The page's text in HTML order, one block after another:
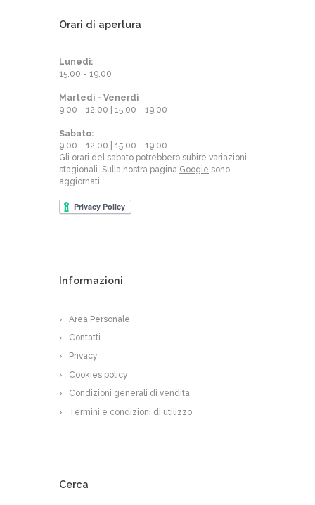
Orari di apertura
Lunedì:
15.00 - 19.00
Martedì - Venerdì
9.00 - 12.00 | 15.00 - 19.00
Sabato:
9.00 - 12.00 | 15.00 - 19.00
Gli orari del sabato potrebbero subire variazioni
stagionali. Sulla nostra pagina Google sono
aggiornati.
Informazioni
Area Personale
Contatti
Privacy
Cookies policy
Condizioni generali di vendita
Termini e condizioni di utilizzo
Cerca